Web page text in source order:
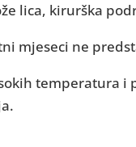
lica, kirurška
mjeseci ne
temperatura